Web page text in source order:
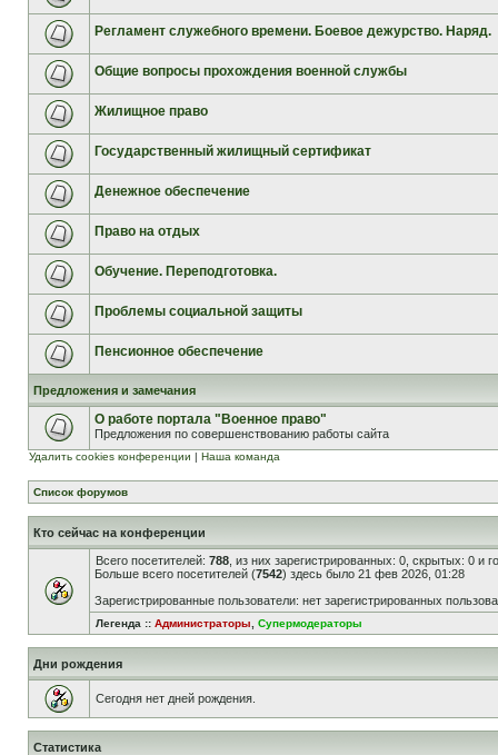
Регламент служебного времени. Боевое дежурство. Наряд.
Общие вопросы прохождения военной службы
Жилищное право
Государственный жилищный сертификат
Денежное обеспечение
Право на отдых
Обучение. Переподготовка.
Проблемы социальной защиты
Пенсионное обеспечение
Предложения и замечания
О работе портала "Военное право"
Предложения по совершенствованию работы сайта
Удалить cookies конференции | Наша команда
Список форумов
Кто сейчас на конференции
Всего посетителей: 788 , из них зарегистрированных: 0, скрытых: 0 и
Больше всего посетителей (7542) здесь было 21 фев 2026, 01:28
Зарегистрированные пользователи: нет зарегистрированных
Легенда :: Администраторы Супермодераторы
Дни рождения
Сегодня нет дней рождения.
Статистика